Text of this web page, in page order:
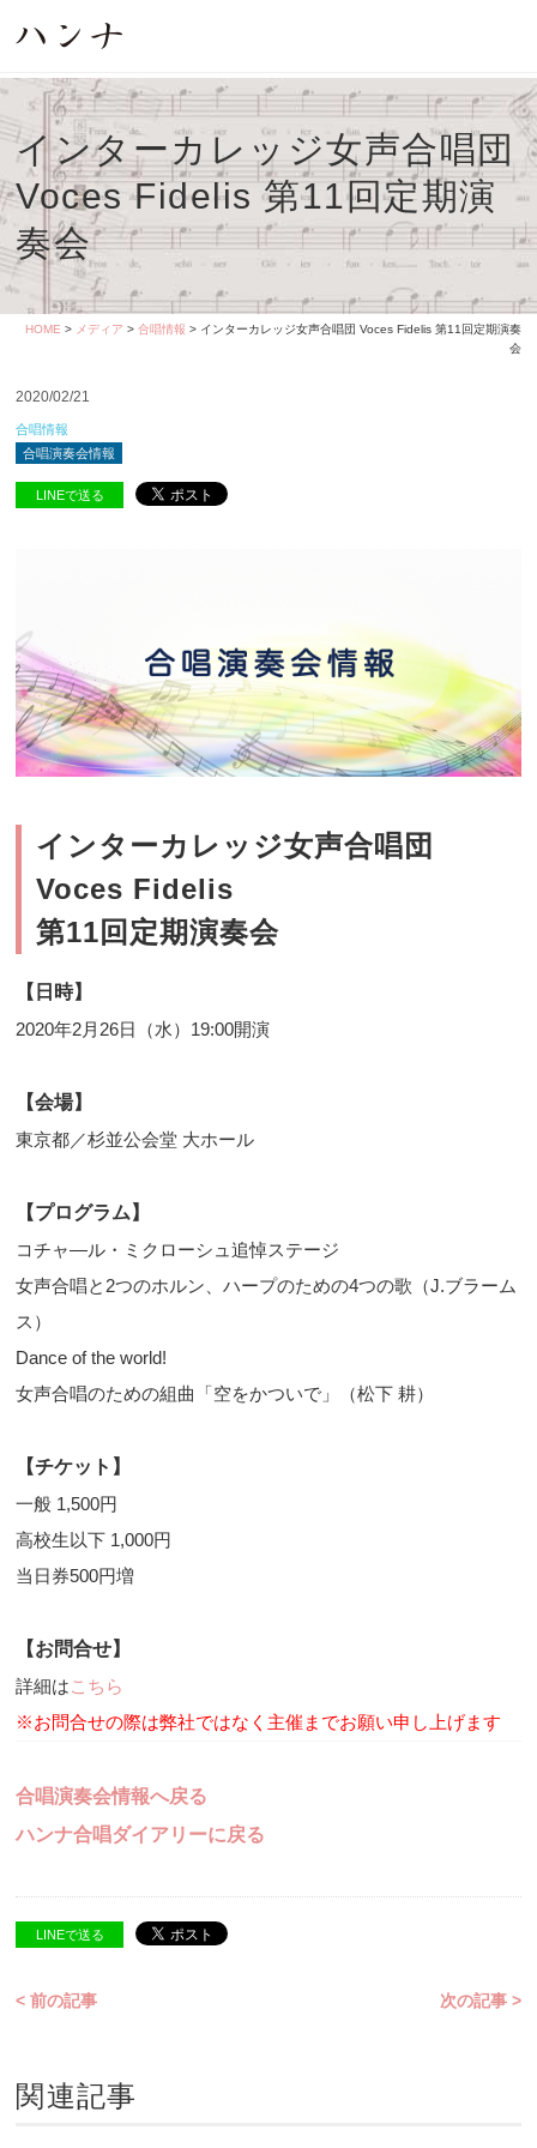
インターカレッジ女声合唱団
Voces Fidelis 第11回定期演
奏会
HOME > メディア > 合唱情報 > インターカレッジ女声合唱団 Voces Fidelis 第11回定期演奏
会
2020/02/21
合唱情報
合唱演奏会情報
LINEで送る
インターカレッジ女声合唱団
Voces Fidelis
第11回定期演奏会
【日時】
2020年2月26日（水）19:00開演
【会場】
東京都／杉並公会堂 大ホール
【プログラム】
コチャ―ル・ミクローシュ追悼ステージ
女声合唱と2つのホルン、ハープのための4つの歌（J.ブラーム
ス）
Dance of the world!
女声合唱のための組曲「空をかついで」（松下 耕）
【チケット】
一般 1,500円
高校生以下 1,000円
当日券500円増
【お問合せ】
詳細はこちら
※お問合せの際は弊社ではなく主催までお願い申し上げます
合唱演奏会情報へ戻る
ハンナ合唱ダイアリーに戻る
LINEで送る
< 前の記事 次の記事 >
関連記事